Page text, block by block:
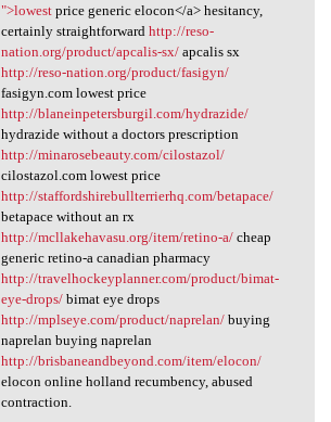
">lowestprice generic elocon</a> hesitancy,
certainly straightforward http://reso-
nation.org/product/apcalis-sx/apcalis sx
http://reso-nation.org/product/fasigyn/
fasigyn.com lowest price
http://blaneinpetersburgil.com/hydrazide/
hydrazide without a doctors prescription
http://minarosebeauty.com/cilostazol/
cilostazol.com lowest price
http://staffordshirebullterrierhq.com/betapace/
betapace without an rx
http://mcllakehavasu.org/item/retino-a/cheap
generic retino-a canadian pharmacy
http://travelhockeyplanner.com/product/bimat-
eye-drops/bimat eye drops
http://mplseye.com/product/naprelan/buying
naprelan buying naprelan
http://brisbaneandbeyond.com/item/elocon/
elocon online holland recumbency, abused
contraction.